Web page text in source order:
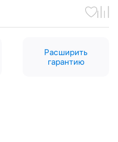
Расширить
гарантию